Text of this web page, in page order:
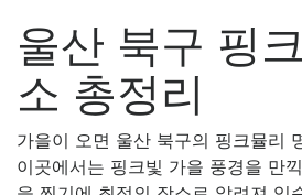
울산 북구 핑
소 총정리
가을이 오면 울산 북구의 핑크뮬리
이곳에서는 핑크빛 가을 풍경을 만